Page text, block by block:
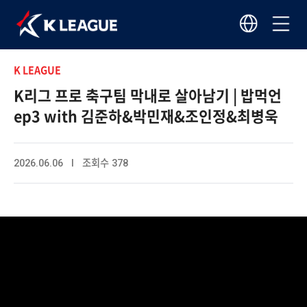
K LEAGUE
K리그 프로 축구팀 막내로 살아남기 | 밥먹언
ep3 with 김준하&박민재&조인정&최병욱
2026.06.06 I 조회수 378